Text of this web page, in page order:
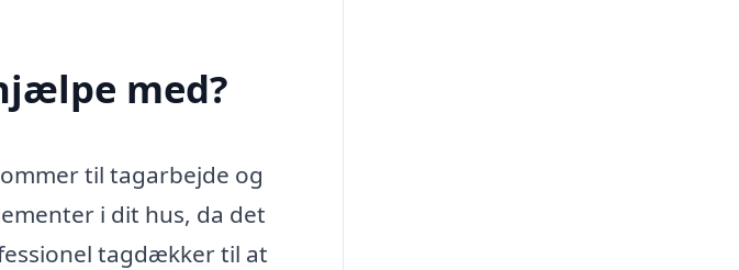
med?
til tagarbejde og
i dit hus, da det
tagdækker til at